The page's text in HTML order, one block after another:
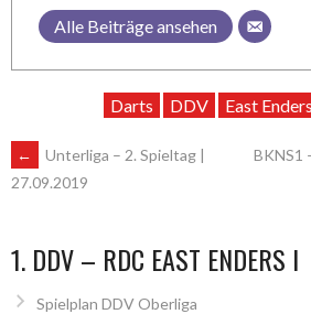
Alle Beiträge ansehen
Darts DDV East
ARTIKEL-
←
Unterliga – 2. Spieltag |
27.09.2019
BKNS1
1. DDV – RDC EAST ENDERS I
Spielplan DDV Oberliga